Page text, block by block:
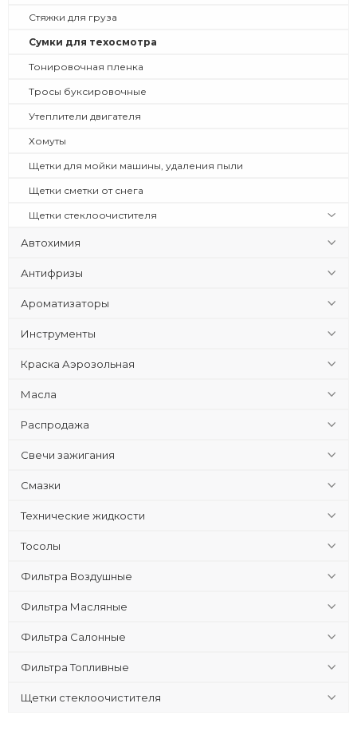
Стяжки для груза
Сумки для техосмотра
Тонировочная пленка
Тросы буксировочные
Утеплители двигателя
Хомуты
Щетки для мойки машины, удаления пыли
Щетки сметки от снега
Щетки стеклоочистителя
Автохимия
Антифризы
Ароматизаторы
Инструменты
Краска Аэрозольная
Масла
Распродажа
Свечи зажигания
Смазки
Технические жидкости
Тосолы
Фильтра Воздушные
Фильтра Масляные
Фильтра Салонные
Фильтра Топливные
Щетки стеклоочистителя